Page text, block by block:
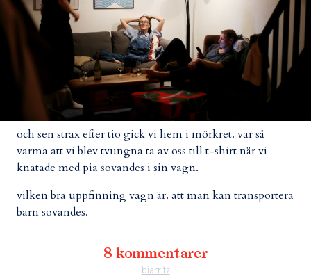
och sen strax efter tio gick vi hem i mörkret. var så
varma att vi blev tvungna ta av oss till t-shirt när vi
knatade med pia sovandes i sin vagn.
vilken bra uppfinning vagn är. att man kan transportera
barn sovandes.
8 kommentarer
biarritz